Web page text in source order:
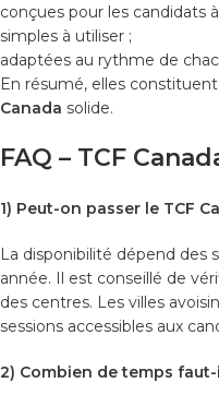
conçues pour les candidats
simples à utiliser ;
adaptées au rythme de
En résumé, elles constituent
Canada solide.
FAQ – TCF
1) Peut-on passer le TCF
La disponibilité dépend des
année. Il est conseillé de
des centres. Les villes
sessions accessibles aux
2) Combien de temps